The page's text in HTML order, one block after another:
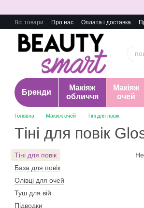
Всі товари Про нас Оплата і доставка
Бренди
Макіяж
обличчя
Макіяж
очей
Головна Макіяж очей Тіні для повік
Тіні для повік
Тіні для повік
База для повік
Олівці для очей
Туш для вій
Підводки